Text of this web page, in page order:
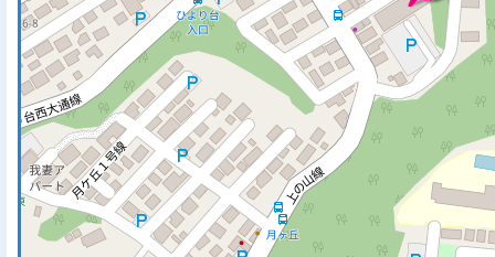
※ マップを検索、表示中